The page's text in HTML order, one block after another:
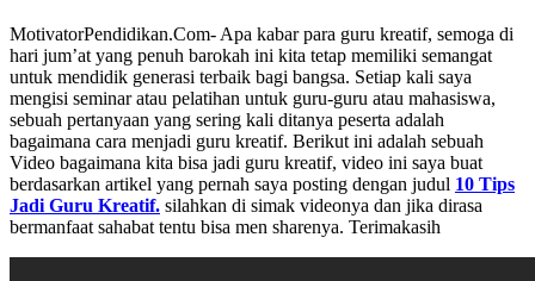
MotivatorPendidikan.Com- Apa kabar para guru kreatif, semoga di
hari jum’at yang penuh barokah ini kita tetap memiliki semangat
untuk mendidik generasi terbaik bagi bangsa. Setiap kali saya
mengisi seminar atau pelatihan untuk guru-guru atau mahasiswa,
sebuah pertanyaan yang sering kali ditanya peserta adalah
bagaimana cara menjadi guru kreatif. Berikut ini adalah sebuah
Video bagaimana kita bisa jadi guru kreatif, video ini saya buat
berdasarkan artikel yang pernah saya posting dengan judul 10 Tips
Jadi Guru Kreatif. silahkan di simak videonya dan jika dirasa
bermanfaat sahabat tentu bisa men sharenya. Terimakasih